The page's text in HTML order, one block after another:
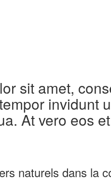
sit amet,
invidunt
At vero eos
naturels dans la